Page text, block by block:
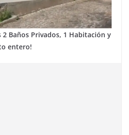
Baños Privados, 1 Habitación y
entero!